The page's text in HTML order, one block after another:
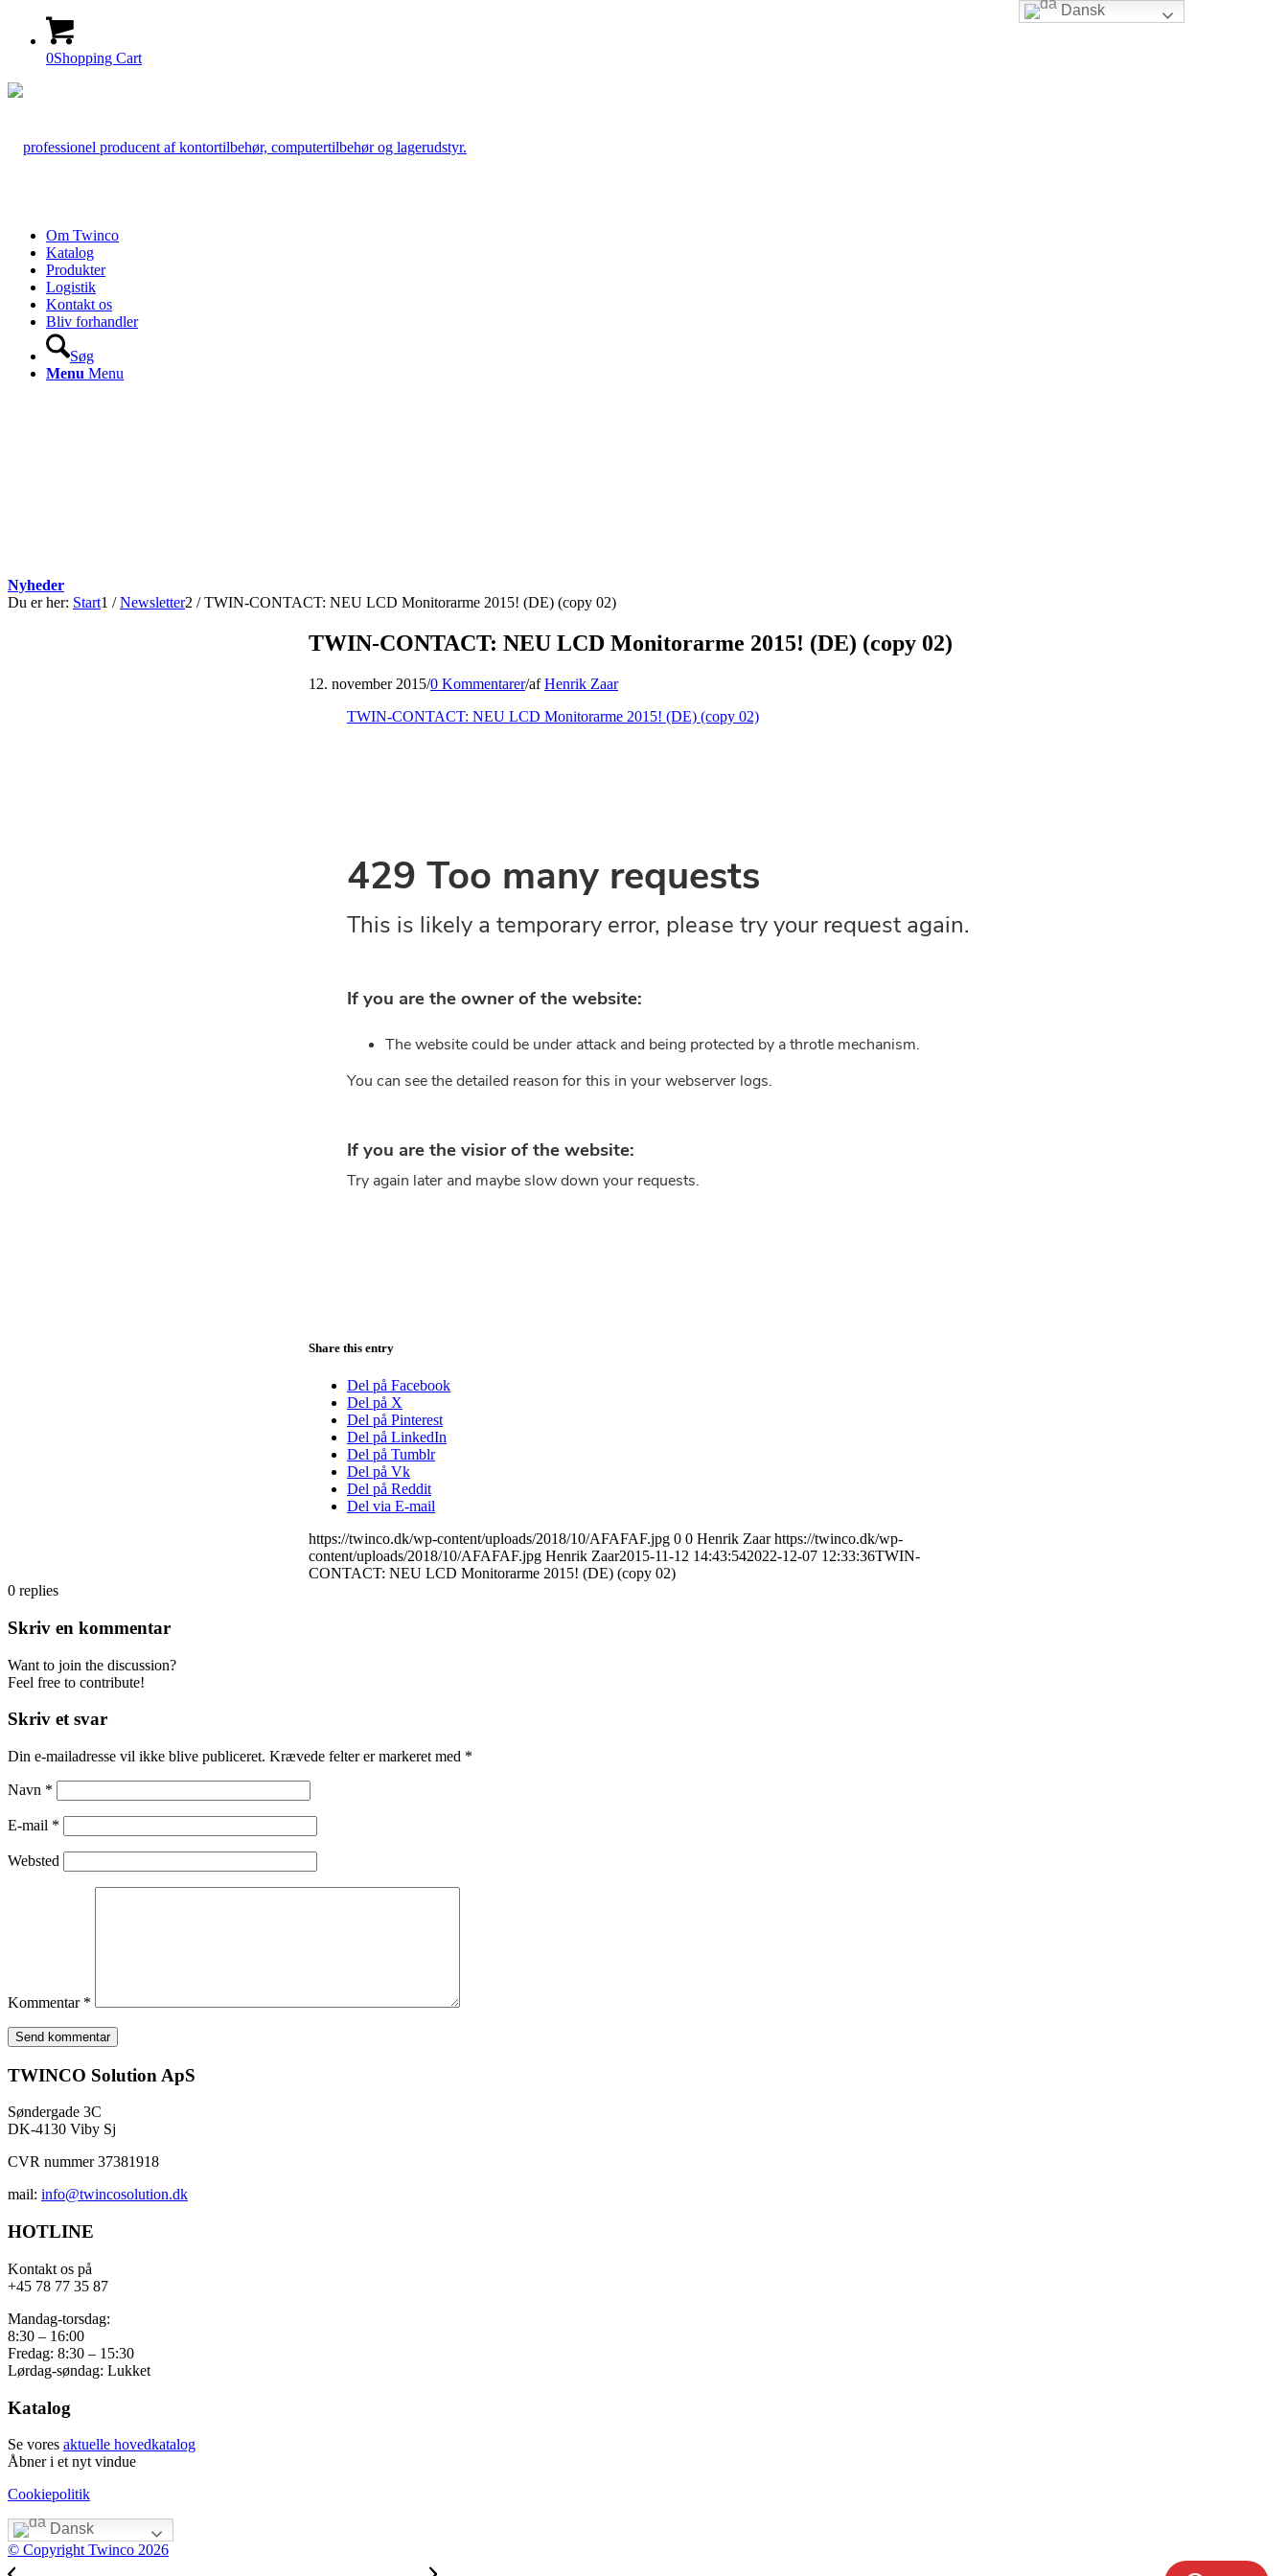
0Shopping Cart
Om Twinco
Katalog
Produkter
Logistik
Kontakt os
Bliv forhandler
Søg
Menu Menu
Nyheder
Du er her: Start1 / Newsletter2 / TWIN-CONTACT: NEU LCD Monitorarme 2015! (DE) (copy 02)
TWIN-CONTACT: NEU LCD Monitorarme 2015! (DE) (copy 02)
12. november 2015/0 Kommentarer/afHenrik Zaar
TWIN-CONTACT: NEU LCD Monitorarme 2015! (DE) (copy 02)
Share this entry
Del på Facebook
Del på X
Del på Pinterest
Del på LinkedIn
Del på Tumblr
Del på Vk
Del på Reddit
Del via E-mail
https://twinco.dk/wp-content/uploads/2018/10/AFAFAF.jpg 0 0 Henrik Zaar https://twinco.dk/wp-
content/uploads/2018/10/AFAFAF.jpg Henrik Zaar2015-11-12 14:43:542022-12-07 12:33:36TWIN-
CONTACT: NEU LCD Monitorarme 2015! (DE) (copy 02)
0 replies
Skriv en kommentar
Want to join the discussion?
Feel free to contribute!
Skriv et svar
Din e-mailadresse vil ikke blive publiceret. Krævede felter er markeret med *
Navn *
E-mail *
Websted
Kommentar *
TWINCO Solution ApS
Søndergade 3C
DK-4130 Viby Sj
CVR nummer 37381918
mail: info@twincosolution.dk
HOTLINE
Kontakt os på
+45 78 77 35 87
Mandag-torsdag:
8:30 – 16:00
Fredag: 8:30 – 15:30
Lørdag-søndag: Lukket
Katalog
Se vores aktuelle hovedkatalog
Åbner i et nyt vindue
Cookiepolitik
Dansk
© Copyright Twinco 2026
Dansk